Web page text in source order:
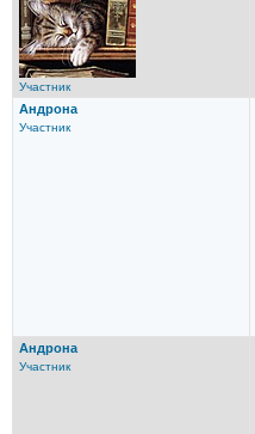
Участник
Андрона
Участник
Андрона
Участник